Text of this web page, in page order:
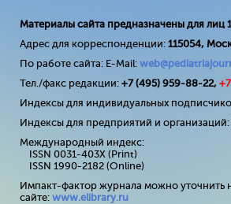
Материалы сайта предназначены для лиц
Адрес для корреспонденции: 115054,
По работе сайта: E-Mail:
Тел./факс редакции: +7 (495) 959-88-22,
Индексы для индивидуальных
Индексы для предприятий и организаций:
Международный индекс:
ISSN 0031-403X (Print)
ISSN 1990-2182 (Online)
Импакт-фактор журнала можно уточнить
сайте: www.elibrary.ru